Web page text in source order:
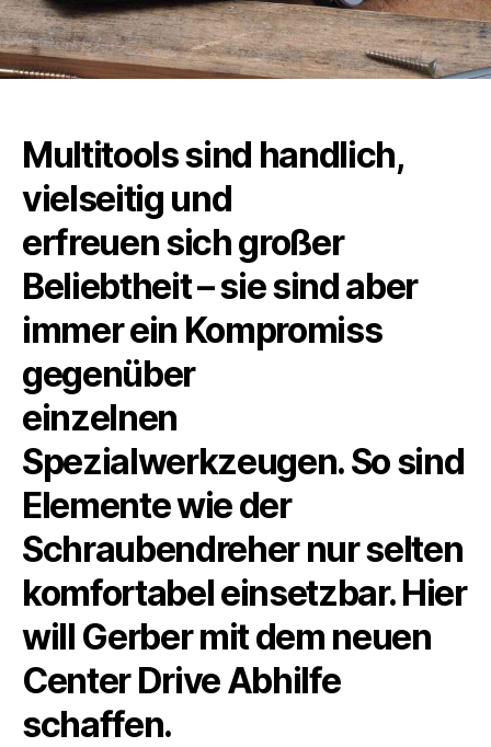
Multitools sind handlich,
vielseitig und
erfreuen sich großer
Beliebtheit – sie sind aber
immer ein Kompromiss
gegenüber
einzelnen
Spezialwerkzeugen. So sind
Elemente wie der
Schraubendreher nur selten
komfortabel einsetzbar. Hier
will Gerber mit dem neuen
Center Drive Abhilfe
schaffen.